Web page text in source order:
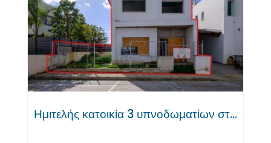
Ημιτελής κατοικία 3 υπνοδωματίων στη Λατσιά, Λευκωσία